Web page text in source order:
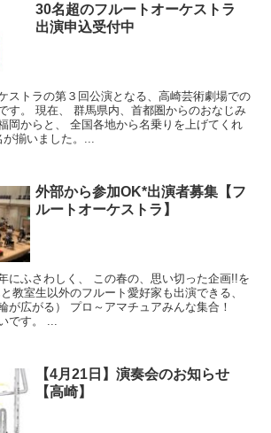
30名超のフルートオーケストラ
出演申込受付中
ストラの第３回公演となる、高崎芸術劇場での
す。 現在、 群馬県内、首都圏からのおなじみ
岡からと、 全国各地から名乗りを上げてくれ
揃いました。...
外部から参加OK*出演者募集【フ
ルートオーケストラ】
にふさわしく、 この春の、思い切った企画!!を
教室生以外のフルート愛好家も出演できる、
が広がる） プロ～アマチュアみんな集合！
です。 ...
【4月21日】演奏会のお知らせ
【高崎】